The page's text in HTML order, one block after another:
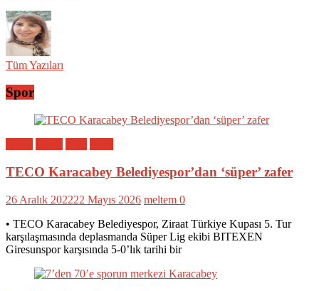
Tüm Yazıları
Spor
TECO Karacabey Belediyespor’dan ‘süper’ zafer
26 Aralık 202222 Mayıs 2026 meltem 0
• TECO Karacabey Belediyespor, Ziraat Türkiye Kupası 5. Tur
karşılaşmasında deplasmanda Süper Lig ekibi BITEXEN
Giresunspor karşısında 5-0’lık tarihi bir